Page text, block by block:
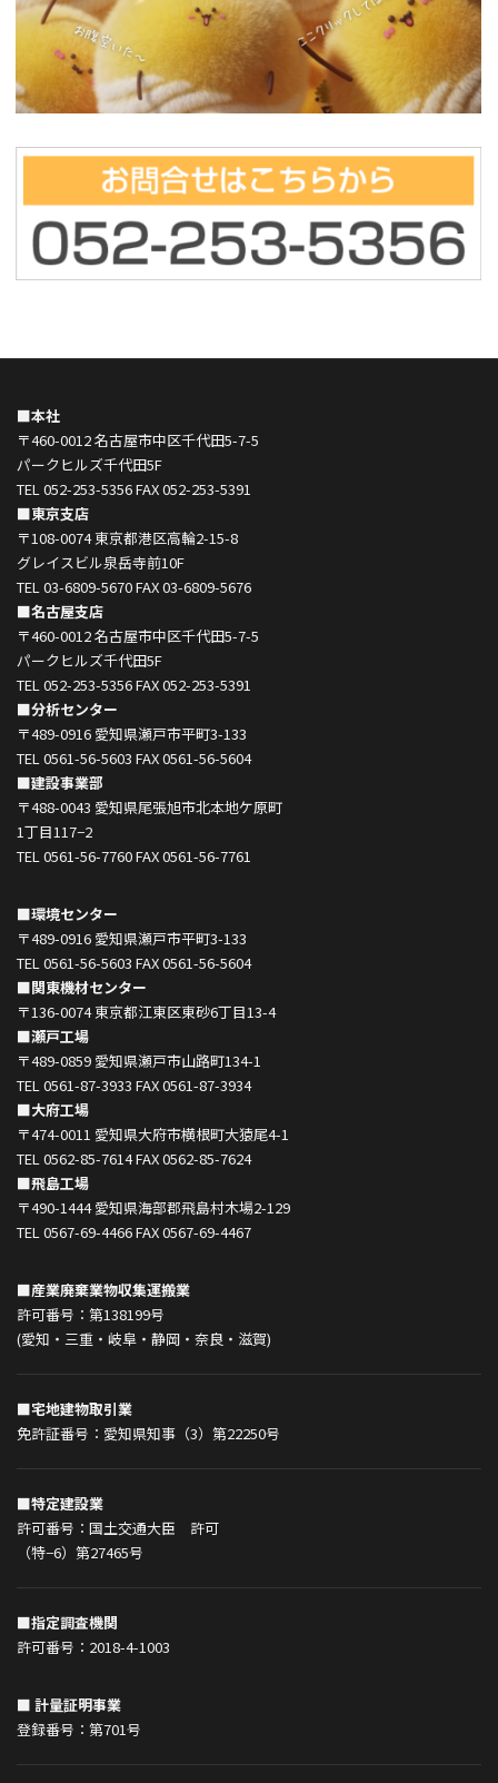
■本社
〒460-0012 名古屋市中区千代田5-7-5
パークヒルズ千代田5F
TEL 052-253-5356 FAX 052-253-5391
■東京支店
〒108-0074 東京都港区高輪2-15-8
グレイスビル泉岳寺前10F
TEL 03-6809-5670 FAX 03-6809-5676
■名古屋支店
〒460-0012 名古屋市中区千代田5-7-5
パークヒルズ千代田5F
TEL 052-253-5356 FAX 052-253-5391
■分析センター
〒489-0916 愛知県瀬戸市平町3-133
TEL 0561-56-5603 FAX 0561-56-5604
■建設事業部
〒488-0043 愛知県尾張旭市北本地ケ原町
1丁目117−2
TEL 0561-56-7760 FAX 0561-56-7761
■環境センター
〒489-0916 愛知県瀬戸市平町3-133
TEL 0561-56-5603 FAX 0561-56-5604
■関東機材センター
〒136-0074 東京都江東区東砂6丁目13-4
■瀬戸工場
〒489-0859 愛知県瀬戸市山路町134-1
TEL 0561-87-3933 FAX 0561-87-3934
■大府工場
〒474-0011 愛知県大府市横根町大猿尾4-1
TEL 0562-85-7614 FAX 0562-85-7624
■飛島工場
〒490-1444 愛知県海部郡飛島村木場2-129
TEL 0567-69-4466 FAX 0567-69-4467
■産業廃棄業物収集運搬業
許可番号：第138199号
(愛知・三重・岐阜・静岡・奈良・滋賀)
■宅地建物取引業
免許証番号：愛知県知事（3）第22250号
■特定建設業
許可番号：国土交通大臣 許可
（特−6）第27465号
■指定調査機関
許可番号：2018-4-1003
■ 計量証明事業
登録番号：第701号